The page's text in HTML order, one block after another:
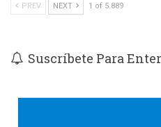
PREV NEXT 1 of 5.889
Suscríbete Para